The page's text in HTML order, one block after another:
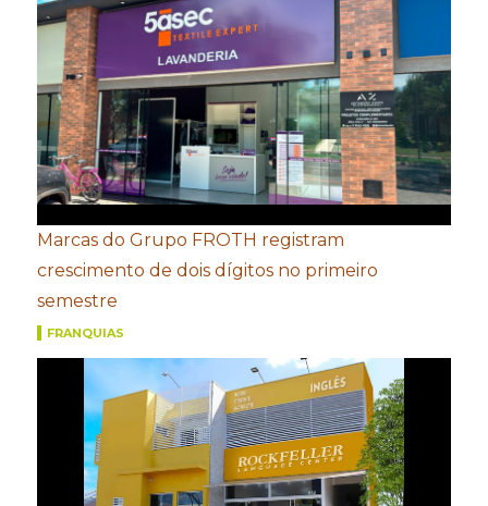
Marcas do Grupo FROTH registram
crescimento de dois dígitos no primeiro
semestre
FRANQUIAS